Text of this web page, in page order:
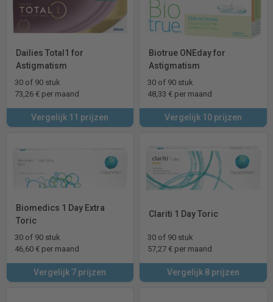
Dailies Total1 for
Astigmatism
30 of 90 stuk
73,26 € per maand
Vergelijk 11 prijzen
Biotrue ONEday for
Astigmatism
30 of 90 stuk
48,33 € per maand
Vergelijk 10 prijzen
Biomedics 1 Day Extra
Toric
30 of 90 stuk
46,60 € per maand
Vergelijk 7 prijzen
Clariti 1 Day Toric
30 of 90 stuk
57,27 € per maand
Vergelijk 8 prijzen